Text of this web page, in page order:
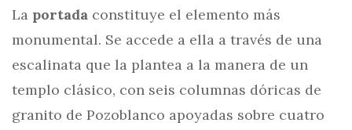
La portada constituye el elemento más
monumental. Se accede a ella a través de una
escalinata que la plantea a la manera de un
templo clásico, con seis columnas dóricas de
granito de Pozoblanco apoyadas sobre cuatro